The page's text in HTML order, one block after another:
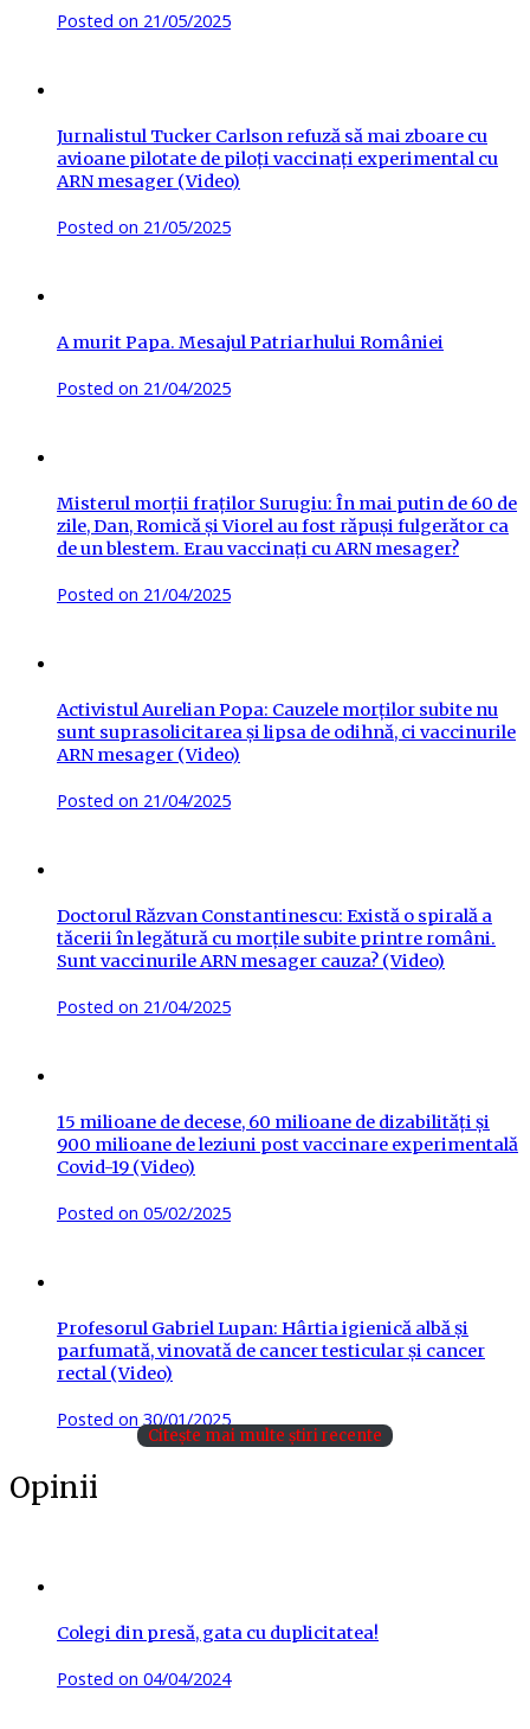
Posted on 21/05/2025
Jurnalistul Tucker Carlson refuză să mai zboare cu
avioane pilotate de piloți vaccinați experimental cu
ARN mesager (Video)
Posted on 21/05/2025
A murit Papa. Mesajul Patriarhului României
Posted on 21/04/2025
Misterul morții fraților Surugiu: În mai putin de 60 de
zile, Dan, Romică și Viorel au fost răpuși fulgerător ca
de un blestem. Erau vaccinați cu ARN mesager?
Posted on 21/04/2025
Activistul Aurelian Popa: Cauzele morților subite nu
sunt suprasolicitarea și lipsa de odihnă, ci vaccinurile
ARN mesager (Video)
Posted on 21/04/2025
Doctorul Răzvan Constantinescu: Există o spirală a
tăcerii în legătură cu morțile subite printre români.
Sunt vaccinurile ARN mesager cauza? (Video)
Posted on 21/04/2025
15 milioane de decese, 60 milioane de dizabilități și
900 milioane de leziuni post vaccinare experimentală
Covid-19 (Video)
Posted on 05/02/2025
Profesorul Gabriel Lupan: Hârtia igienică albă și
parfumată, vinovată de cancer testicular și cancer
rectal (Video)
Posted on30/01/2025
Citește mai multe știri recente
Opinii
Colegi din presă, gata cu duplicitatea!
Posted on 04/04/2024